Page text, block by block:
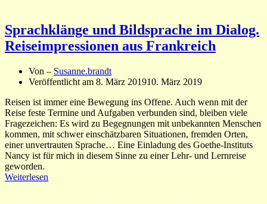
Sprachklänge und Bildsprache im Dialog.
Reiseimpressionen aus Frankreich
Von – Susanne.brandt
Veröffentlicht am 8. März 201910. März 2019
Reisen ist immer eine Bewegung ins Offene. Auch wenn mit der
Reise feste Termine und Aufgaben verbunden sind, bleiben viele
Fragezeichen: Es wird zu Begegnungen mit unbekannten Menschen
kommen, mit schwer einschätzbaren Situationen, fremden Orten,
einer unvertrauten Sprache… Eine Einladung des Goethe-Instituts
Nancy ist für mich in diesem Sinne zu einer Lehr- und Lernreise
geworden.
Weiterlesen